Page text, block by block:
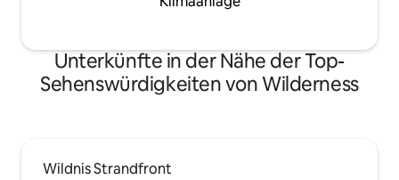
Unterkünfte in der Nähe der Top-
Sehenswürdigkeiten von Wilderness
Wildnis Strandfront